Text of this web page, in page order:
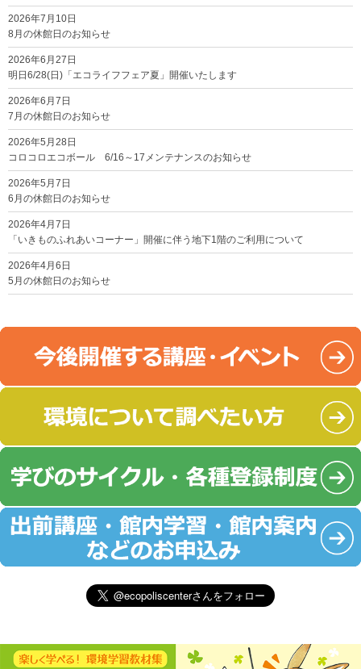
2026年7月10日
8月の休館日のお知らせ
2026年6月27日
明日6/28(日)「エコライフフェア夏」開催いたします
2026年6月7日
7月の休館日のお知らせ
2026年5月28日
コロコロエコボール 6/16～17メンテナンスのお知らせ
2026年5月7日
6月の休館日のお知らせ
2026年4月7日
「いきものふれあいコーナー」開催に伴う地下1階のご利用について
2026年4月6日
5月の休館日のお知らせ